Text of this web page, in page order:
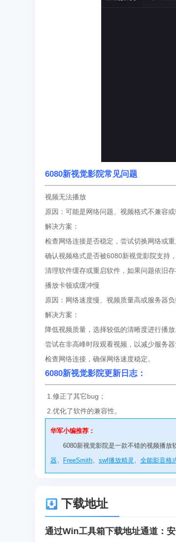
6080新视觉影院常见问题
视频无法播放
原因：可能是网络问题、视频格式不兼容或
解决方案：
检查网络连接是否稳定，尝试切换网络或重
确认视频格式是否被6080新视觉影院支持
清理软件缓存或重启软件，如果问题依旧
播放卡顿或缓冲慢
原因：网络速度慢、视频质量高或服务器负
解决方案：
降低视频质量，选择较低的清晰度进行播放
尝试在非高峰时段观看视频，以减少服务器
检查网络连接，确保网络速度稳定。
6080新视觉影院更新日志：
1.修正了其它bug；
2.优化了软件的兼容性。
华军小编推荐：
6080新视觉影院是一款不错的视频播放
器、 FreeSmith、 swf播放精灵 、 全能影音格
下载地址
通过Win工具箱下载地址通道：